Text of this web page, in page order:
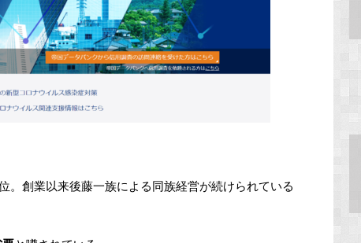
。創業以来後藤一族による同族経営が続けられている